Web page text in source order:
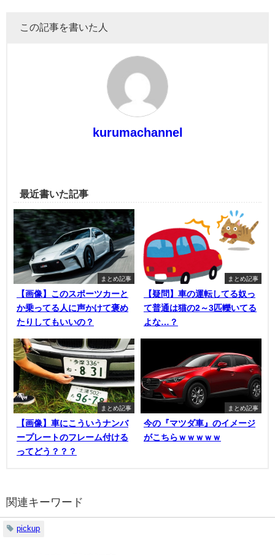
この記事を書いた人
kurumachannel
最近書いた記事
まとめ記事
【画像】このスポーツカーと
か乗ってる人に声かけて褒め
たりしてもいいの？
まとめ記事
【疑問】車の運転してる奴っ
て普通は猫の2～3匹轢いてる
よな…？
まとめ記事
【画像】車にこういうナンバ
ープレートのフレーム付ける
ってどう？？？
まとめ記事
今の『マツダ車』のイメージ
がこちらｗｗｗｗｗ
関連キーワード
pickup